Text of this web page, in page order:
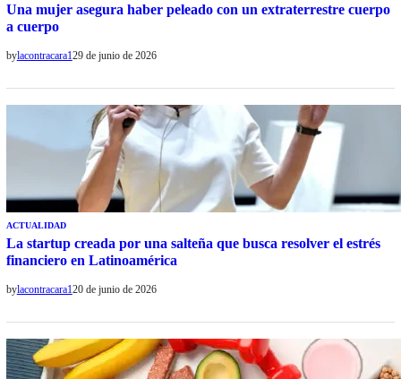
Una mujer asegura haber peleado con un extraterrestre cuerpo
a cuerpo
bylacontracara129 de junio de 2026
ACTUALIDAD
La startup creada por una salteña que busca resolver el estrés
financiero en Latinoamérica
bylacontracara120 de junio de 2026